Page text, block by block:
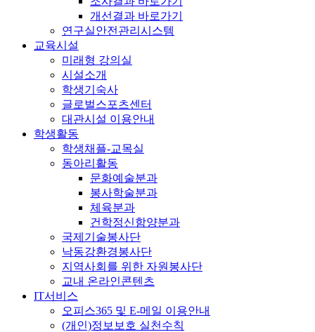
개선결과 바로가기
연구실안전관리시스템
교육시설
미래형 강의실
시설소개
학생기숙사
글로벌스포츠센터
대관시설 이용안내
학생활동
학생채플-교목실
동아리활동
문화예술분과
봉사학술분과
체육분과
건학정신함양분과
국제기술봉사단
낙동강환경봉사단
지역사회를 위한 자원봉사단
교내 온라인콘텐츠
IT서비스
오피스365 및 E-메일 이용안내
(개인)정보보호 실천수칙